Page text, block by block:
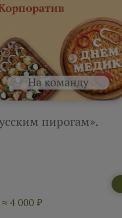
пирогам».
4 000 ₽